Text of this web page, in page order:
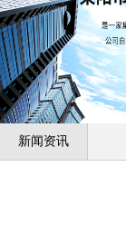
新闻资讯